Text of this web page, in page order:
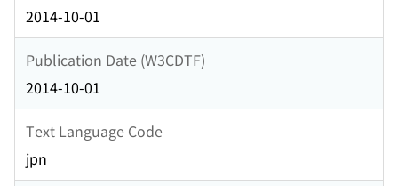
2014-10-01
Publication Date (W3CDTF)
2014-10-01
Text Language Code
jpn